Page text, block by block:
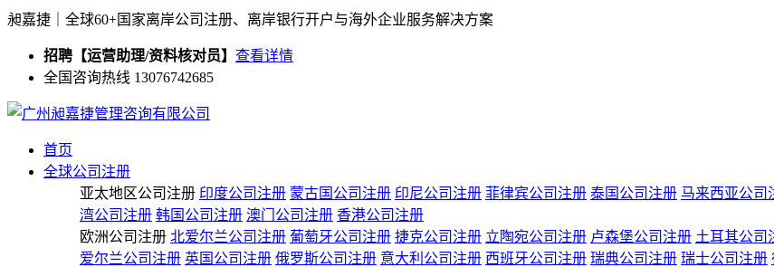
昶嘉捷｜全球60+国家离岸公司注册、离岸银行开户与海外企业服务解决方案
招聘【运营助理/资料核对员】 查看详情
全国咨询热线 13076742685
首页
全球公司注册
亚太地区公司注册 印度公司注册 蒙古国公司注册 印尼公司注册 菲律宾公司注册 泰国公司注册 马来西亚公司
湾公司注册 韩国公司注册 澳门公司注册 香港公司注册
欧洲公司注册 北爱尔兰公司注册 葡萄牙公司注册 捷克公司注册 立陶宛公司注册 卢森堡公司注册 土耳其公司
爱尔兰公司注册 英国公司注册 俄罗斯公司注册 意大利公司注册 西班牙公司注册 瑞典公司注册 瑞士公司注册